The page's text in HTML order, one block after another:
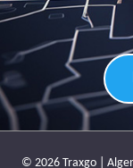
© 2026 Traxgo |